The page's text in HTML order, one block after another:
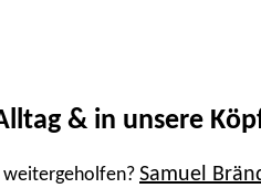
& in unsere
Samuel